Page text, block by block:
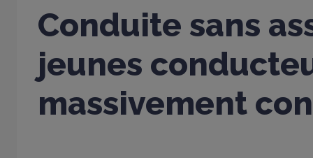
Conduite sans
jeunes
massivement